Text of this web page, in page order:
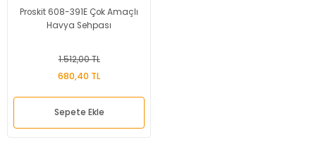
Proskit 608-391E Çok Amaçlı
Havya Sehpası
1.512,00 TL
680,40 TL
Sepete Ekle